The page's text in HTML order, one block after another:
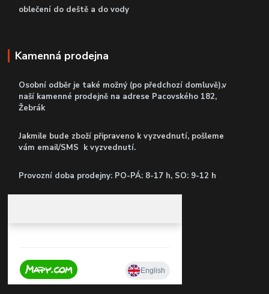
oblečení do deště a do vody
Kamenná prodejna
Osobní odběr je také možný (po předchozí domluvě),v
naší kamenné prodejně na adrese Pacovského 182,
Žebrák
Jakmile bude zboží připraveno k vyzvednutí, pošleme
vám email/SMS k vyzvednutí.
Provozní doba prodejny: PO-PÁ: 8-17 h, SO: 9-12 h